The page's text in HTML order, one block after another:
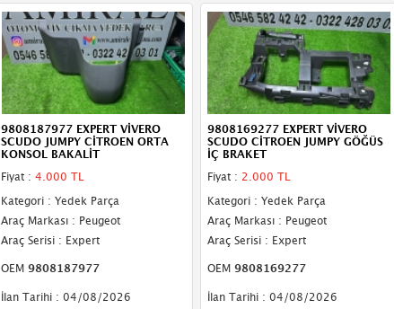
9808187977 EXPERT VİVERO
SCUDO JUMPY CİTROEN ORTA
KONSOL BAKALİT
Fiyat : 4.000 TL
Kategori : Yedek Parça
Araç Markası : Peugeot
Araç Serisi : Expert
OEM 9808187977
İlan Tarihi : 04/08/2026
9808169277 EXPERT VİVERO
SCUDO CİTROEN JUMPY GÖĞÜS
İÇ BRAKET
Fiyat : 2.000 TL
Kategori : Yedek Parça
Araç Markası : Peugeot
Araç Serisi : Expert
OEM 9808169277
İlan Tarihi : 04/08/2026